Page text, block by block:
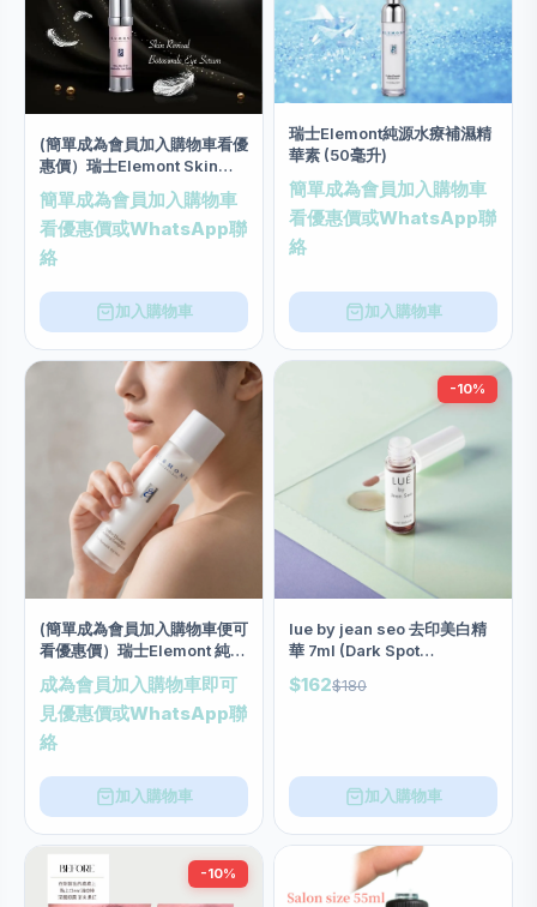
(簡單成為會員加入購物車看優
惠價）瑞士Elemont Skin
Revival Botosimile Eye
Serum類肉毒桿菌提拉眼部精
華素(20ml)
簡單成為會員加入購物車
看優惠價或WhatsApp聯
絡
加入購物車
瑞士Elemont純源水療補濕精
華素 (50毫升)
簡單成為會員加入購物車
看優惠價或WhatsApp聯
絡
加入購物車
(簡單成為會員加入購物車便可
看優惠價）瑞士Elemont 純源
水療1000倍精華素 (50ml)
成為會員加入購物車即可
見優惠價或WhatsApp聯
絡
加入購物車
-10%
lue by jean seo 去印美白精
華 7ml (Dark Spot
$162$180
加入購物車
-10%